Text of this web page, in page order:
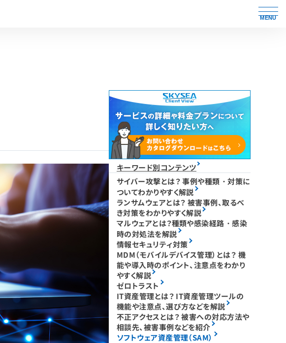
MENU
キーワード別コンテンツ
サイバー攻撃とは？ 事例や種類・対策に
ついてわかりやすく解説
ランサムウェアとは？ 被害事例、取るべ
き対策をわかりやすく解説
マルウェアとは？種類や感染経路・感染
時の対処法を解説
情報セキュリティ対策
MDM（モバイルデバイス管理）とは？ 機
能や導入時のポイント、注意点をわかり
やすく解説
ゼロトラスト
IT資産管理とは？ IT資産管理ツールの
機能や注意点、選び方などを解説
不正アクセスとは？ 被害への対応方法や
相談先、被害事例などを紹介
ソフトウェア資産管理（SAM）